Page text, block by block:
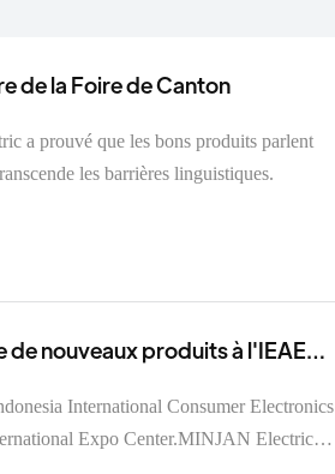
de la Foire de Canton
les barrières linguistiques.
de nouveaux produits à l'IEAE
International Consumer Electronics
Expo Center.MINJAN Electric a